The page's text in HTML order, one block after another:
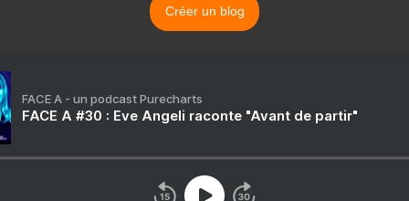
Créer un blog
FACE A - un podcast Purecharts
FACE A #30 : Eve Angeli raconte "Avant de partir"